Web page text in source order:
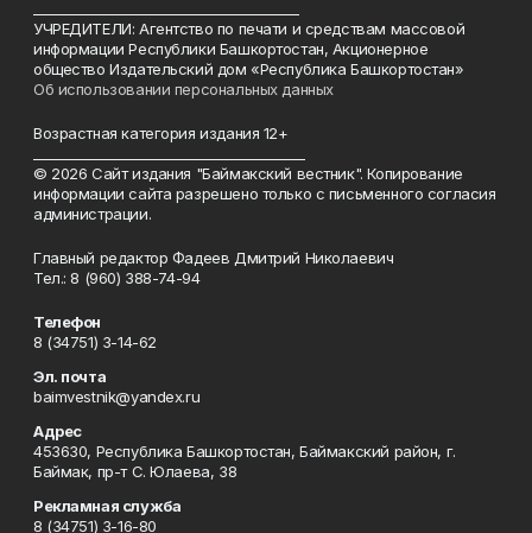
УЧРЕДИТЕЛИ: Агентство по печати и средствам массовой
информации Республики Башкортостан, Акционерное
общество Издательский дом «Республика Башкортостан»
Об использовании персональных данных
Возрастная категория издания 12+
© 2026 Сайт издания "Баймакский вестник". Копирование
информации сайта разрешено только с письменного согласия
администрации.
Главный редактор Фадеев Дмитрий Николаевич
Тел.: 8 (960) 388-74-94
Телефон
8 (34751) 3-14-62
Эл. почта
baimvestnik@yandex.ru
Адрес
453630, Республика Башкортостан, Баймакский район, г.
Баймак, пр-т С. Юлаева, 38
Рекламная служба
8 (34751) 3-16-80